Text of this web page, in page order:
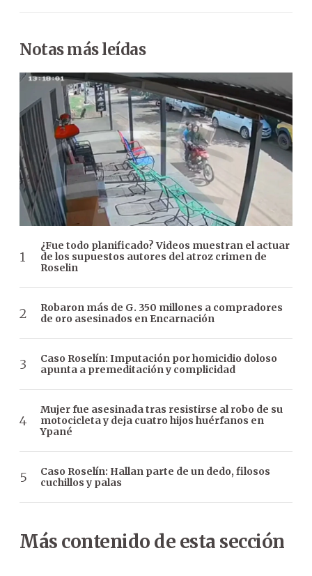
Notas más leídas
¿Fue todo planificado? Videos muestran el actuar
de los supuestos autores del atroz crimen de
Roselin
Robaron más de G. 350 millones a compradores
de oro asesinados en Encarnación
Caso Roselín: Imputación por homicidio doloso
apunta a premeditación y complicidad
Mujer fue asesinada tras resistirse al robo de su
motocicleta y deja cuatro hijos huérfanos en
Ypané
Caso Roselín: Hallan parte de un dedo, filosos
cuchillos y palas
Más contenido de esta sección